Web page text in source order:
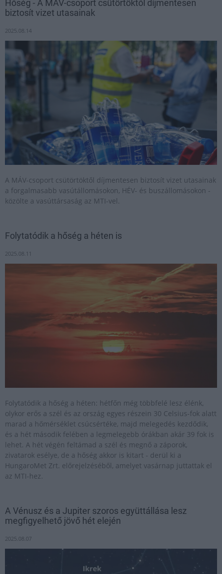
Hőség - A MÁV-csoport csütörtöktől díjmentesen
biztosít vizet utasainak
2025.08.14
A MÁV-csoport csütörtöktől díjmentesen biztosít vizet utasainak
a forgalmasabb vasútállomásokon, HÉV- és buszállomásokon -
közölte a vasúttársaság az MTI-vel.
Folytatódik a hőség a héten is
2025.08.11
Folytatódik a hőség a héten: hétfőn még többfelé lesz élénk,
olykor erős a szél és az ország egyes részein 30 Celsius-fok alatt
marad a hőmérséklet csúcsértéke, majd melegedés kezdődik,
és a hét második felében a legmelegebb órákban akár 39 fok is
lehet. A hét végén feltámad a szél és megnő a záporok,
zivatarok esélye, de a hőség akkor is kitart - derül ki a
HungaroMet Zrt. előrejelzéséből, amelyet vasárnap juttattak el
az MTI-hez.
A Vénusz és a Jupiter szoros együttállása lesz
megfigyelhető jövő hét elején
2025.08.07